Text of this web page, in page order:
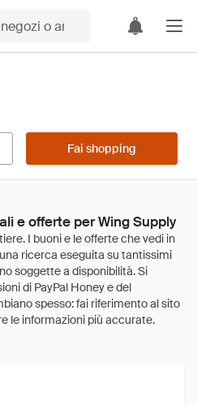
Fai shopping
e offerte per Wing Supply